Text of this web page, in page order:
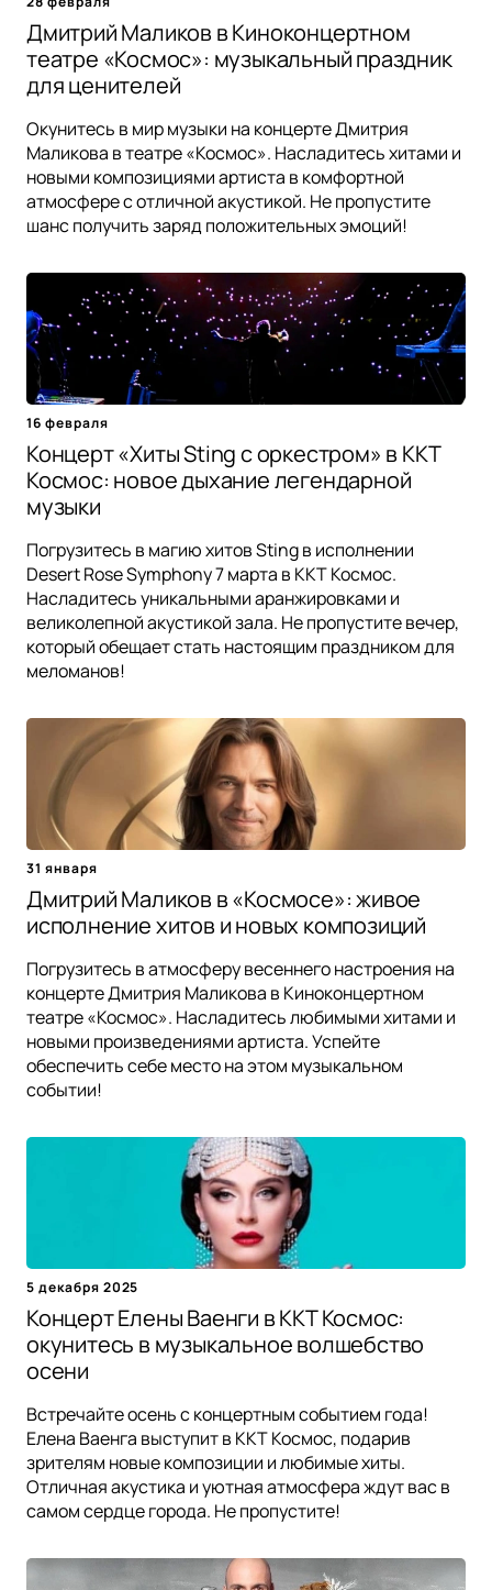
Дмитрий Маликов в Киноконцертном
театре «Космос»: музыкальный праздник
для ценителей
Окунитесь в мир музыки на концерте Дмитрия
Маликова в театре «Космос». Насладитесь хитами и
новыми композициями артиста в комфортной
атмосфере с отличной акустикой. Не пропустите
шанс получить заряд положительных эмоций!
16 февраля
Концерт «Хиты Sting с оркестром» в ККТ
Космос: новое дыхание легендарной
музыки
Погрузитесь в магию хитов Sting в исполнении
Desert Rose Symphony 7 марта в ККТ Космос.
Насладитесь уникальными аранжировками и
великолепной акустикой зала. Не пропустите вечер,
который обещает стать настоящим праздником для
меломанов!
31 января
Дмитрий Маликов в «Космосе»: живое
исполнение хитов и новых композиций
Погрузитесь в атмосферу весеннего настроения на
концерте Дмитрия Маликова в Киноконцертном
театре «Космос». Насладитесь любимыми хитами и
новыми произведениями артиста. Успейте
обеспечить себе место на этом музыкальном
событии!
5 декабря 2025
Концерт Елены Ваенги в ККТ Космос:
окунитесь в музыкальное волшебство
осени
Встречайте осень с концертным событием года!
Елена Ваенга выступит в ККТ Космос, подарив
зрителям новые композиции и любимые хиты.
Отличная акустика и уютная атмосфера ждут вас в
самом сердце города. Не пропустите!